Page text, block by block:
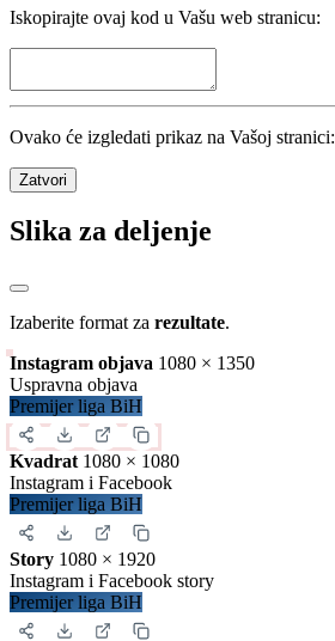
Iskopirajte ovaj kod u Vašu web stranicu:
Ovako će izgledati prikaz na Vašoj stranici:
Zatvori
Slika za deljenje
Izaberite format za rezultate.
Instagram objava 1080 × 1350
Uspravna objava
Premijer liga BiH
Kvadrat 1080 × 1080
Instagram i Facebook
Premijer liga BiH
Story 1080 × 1920
Instagram i Facebook story
Premijer liga BiH